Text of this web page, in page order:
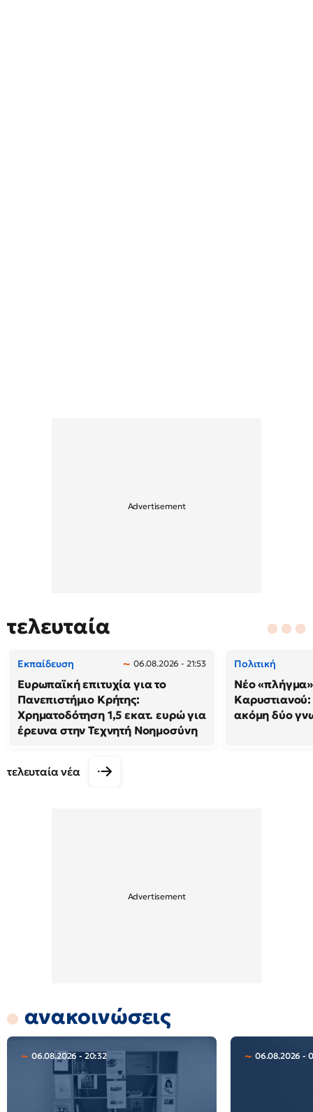
τελευταία
Εκπαίδευση 06.08.2026 - 21:53
Ευρωπαϊκή επιτυχία για το
Πανεπιστήμιο Κρήτης:
Χρηματοδότηση 1,5 εκατ. ευρώ για
έρευνα στην Τεχνητή Νοημοσύνη
Πολιτική
Νέο
ακόμη δύο
τελευταία νέα
ανακοινώσεις
06.08.2026 - 20:32 06.08.2026 -